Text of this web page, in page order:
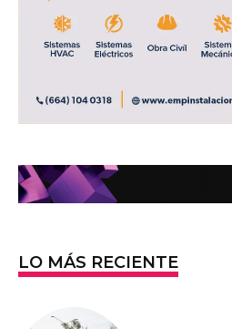
LO MÁS RECIENTE